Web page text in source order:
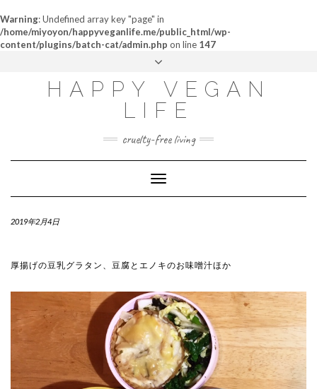
Warning: Undefined array key "page" in
/home/miyoyon/happyveganlife.me/public_html/wp-
content/plugins/batch-cat/admin.php on line 147
ABOUT
MY STORY
CONTACT
HAPPY VEGAN
LIFE
cruelty-free living
Toggle
Navigation
2019年2月4日
厚揚げの豆乳グラタン、豆腐とエノキのお味噌汁ほか